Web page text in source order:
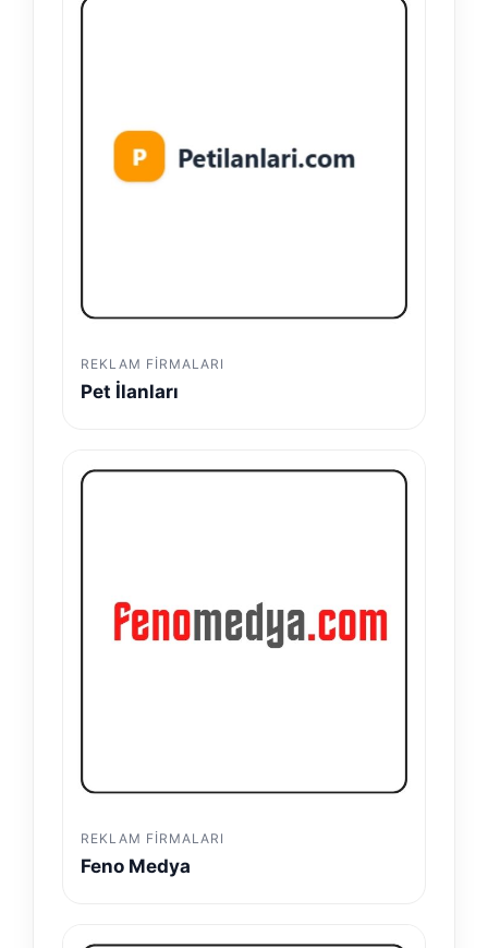
REKLAM FIRMALARI
Pet İlanları
REKLAM FIRMALARI
Feno Medya